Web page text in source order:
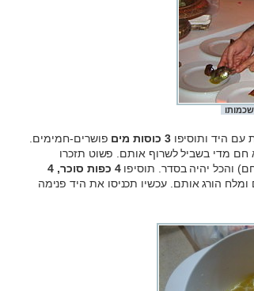
עם היד ותוסיפו3 כוסות מים
פושרים-חמימים.
מדי בשביל לשרוף אותם. פשוט תזכרו
והכל יהיה בסדר. תוסיפו
4 כפות סוכר, 4
הורג אותם. עכשיו תכניסו את היד פנימה